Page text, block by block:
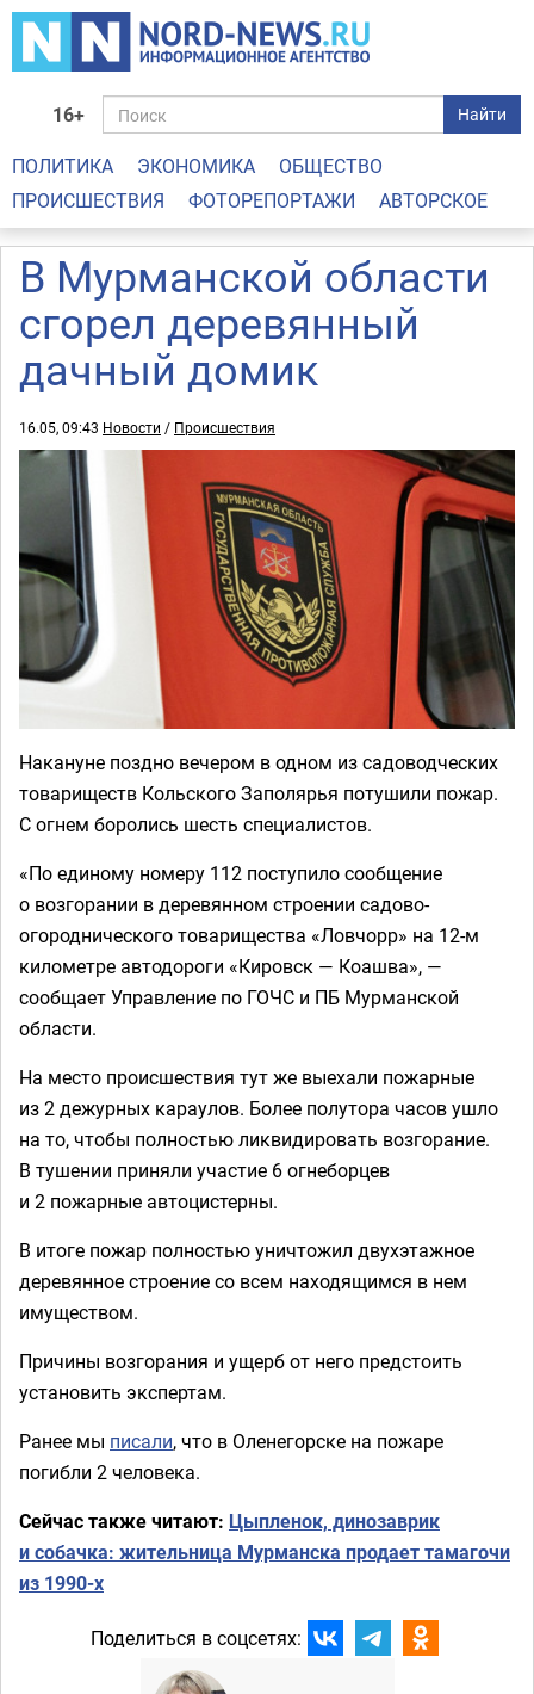
16+ Найти
ПОЛИТИКА ЭКОНОМИКА
ОБЩЕСТВО
ПРОИСШЕСТВИЯ
ФОТОРЕПОРТАЖИ АВТОРСКОЕ
В Мурманской области
сгорел деревянный
дачный домик
16.05, 09:43 Новости / Происшествия
Накануне поздно вечером в одном из садоводческих
товариществ Кольского Заполярья потушили пожар.
С огнем боролись шесть специалистов.
«По единому номеру 112 поступило сообщение
о возгорании в деревянном строении садово-
огороднического товарищества «Ловчорр» на 12-м
километре автодороги «Кировск — Коашва», —
сообщает Управление по ГОЧС и ПБ Мурманской
области.
На место происшествия тут же выехали пожарные
из 2 дежурных караулов. Более полутора часов ушло
на то, чтобы полностью ликвидировать возгорание.
В тушении приняли участие 6 огнеборцев
и 2 пожарные автоцистерны.
В итоге пожар полностью уничтожил двухэтажное
деревянное строение со всем находящимся в нем
имуществом.
Причины возгорания и ущерб от него предстоить
установить экспертам.
Ранее мы писали, что в Оленегорске на пожаре
погибли 2 человека.
Сейчас также читают: Цыпленок, динозаврик
и собачка: жительница Мурманска продает тамагочи
из 1990-х
Поделиться в соцсетях: